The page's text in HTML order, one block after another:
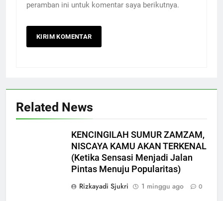
peramban ini untuk komentar saya berikutnya.
Related News
KENCINGILAH SUMUR ZAMZAM,
NISCAYA KAMU AKAN TERKENAL
(Ketika Sensasi Menjadi Jalan
Pintas Menuju Popularitas)
Rizkayadi Sjukri
1 minggu ago 0